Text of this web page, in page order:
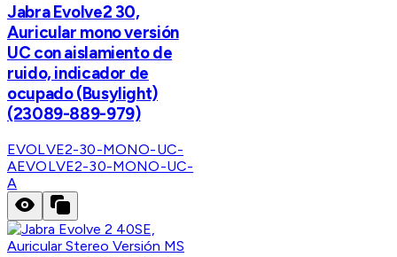
Jabra Evolve2 30,
Auricular mono versión
UC con aislamiento de
ruido, indicador de
ocupado (Busylight)
(23089-889-979)
EVOLVE2-30-MONO-UC-
AEVOLVE2-30-MONO-UC-
A